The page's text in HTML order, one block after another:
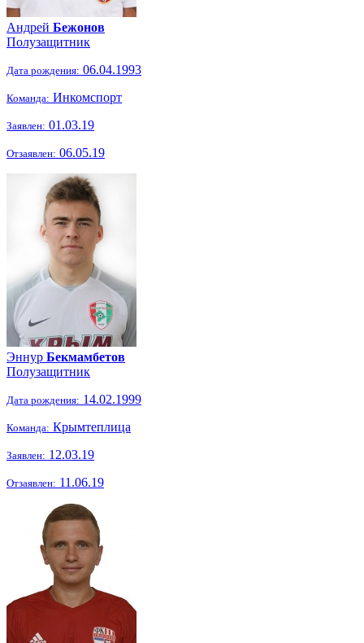
Андрей Бежонов
Полузащитник
Дата рождения: 06.04.1993
Команда: Инкомспорт
Заявлен: 01.03.19
Отзаявлен: 06.05.19
Эннур Бекмамбетов
Полузащитник
Дата рождения: 14.02.1999
Команда: Крымтеплица
Заявлен: 12.03.19
Отзаявлен: 11.06.19